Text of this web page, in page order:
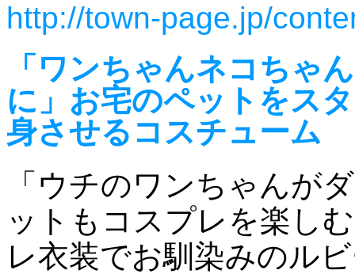
http://town-page.jp/
「ワンちゃんネコちゃ
に」お宅のペットをス
身させるコスチューム
「ウチのワンちゃんが
ットもコスプレを楽し
レ衣装でお馴染みのル